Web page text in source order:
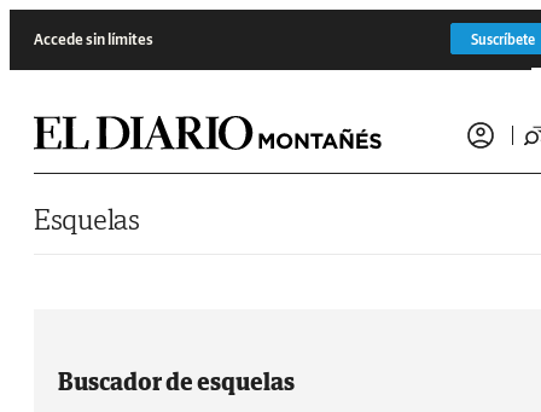
Accede sin límites Suscríbete
Esquelas
Buscador de esquelas